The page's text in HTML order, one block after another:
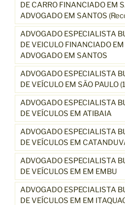
DE CARRO FINANCIADO EM
ADVOGADO EM SANTOS
ADVOGADO ESPECIALISTA
DE VEICULO FINANCIADO
ADVOGADO EM SANTOS
ADVOGADO ESPECIALISTA
DE VEÍCULO EM SÃO PAULO
ADVOGADO ESPECIALISTA
DE VEÍCULOS EM ATIBAIA
ADVOGADO ESPECIALISTA
DE VEÍCULOS EM
ADVOGADO ESPECIALISTA
DE VEÍCULOS EM EM EMBU
ADVOGADO ESPECIALISTA
DE VEÍCULOS EM EM